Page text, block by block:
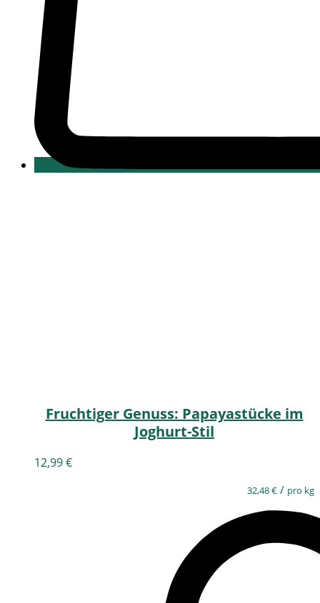
Fruchtiger Genuss: Papayastücke im
Joghurt-Stil
12,99€
32,48€ / pro kg